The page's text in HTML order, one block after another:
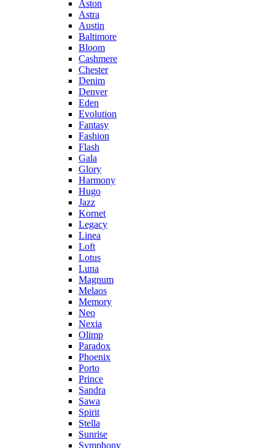
Aston
Astra
Austin
Baltimore
Bloom
Cashmere
Chester
Denim
Denver
Eden
Evolution
Fantasy
Fashion
Flash
Gala
Glory
Harmony
Hugo
Jazz
Kornet
Legacy
Linea
Loft
Lotus
Luna
Magnum
Melaos
Memory
Neo
Nexia
Olimp
Paradox
Phoenix
Porto
Prince
Sandra
Sawa
Spirit
Stella
Sunrise
Symphony